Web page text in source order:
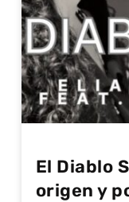
El Diablo
origen y